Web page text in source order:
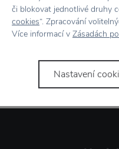
Stojí
či blokovat jednotlivé druhy
cookies“. Zpracování
Více informací v Zásadách
Nastavení